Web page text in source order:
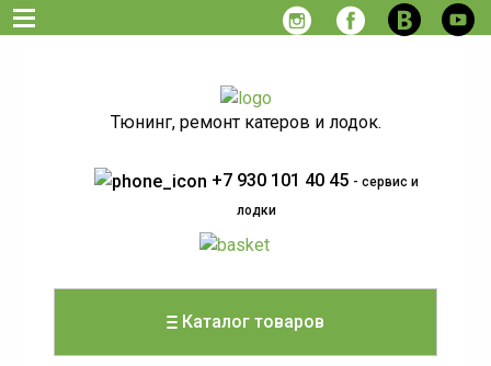
Тюнинг, ремонт катеров и лодок.
+7 930 101 40 45 - сервис и
лодки
Каталог товаров